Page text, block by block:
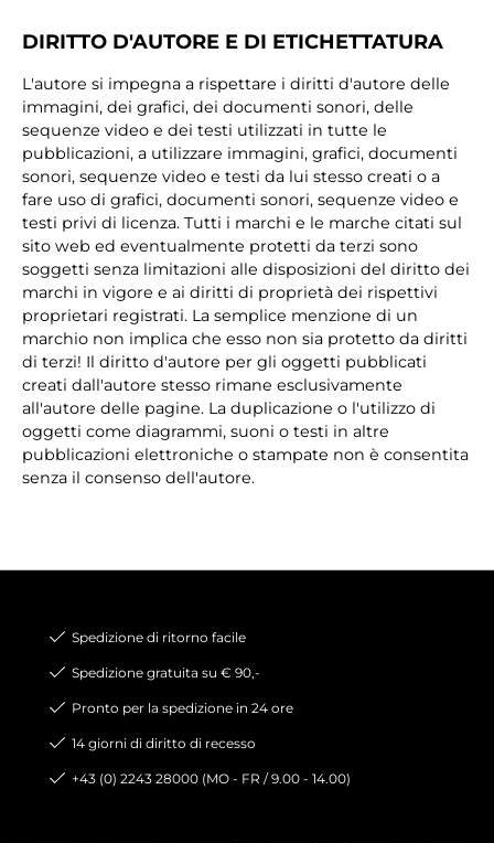
DIRITTO D'AUTORE E DI ETICHETTATURA
L'autore si impegna a rispettare i diritti d'autore delle
immagini, dei grafici, dei documenti sonori, delle
sequenze video e dei testi utilizzati in tutte le
pubblicazioni, a utilizzare immagini, grafici, documenti
sonori, sequenze video e testi da lui stesso creati o a
fare uso di grafici, documenti sonori, sequenze video e
testi privi di licenza. Tutti i marchi e le marche citati sul
sito web ed eventualmente protetti da terzi sono
soggetti senza limitazioni alle disposizioni del diritto dei
marchi in vigore e ai diritti di proprietà dei rispettivi
proprietari registrati. La semplice menzione di un
marchio non implica che esso non sia protetto da diritti
di terzi! Il diritto d'autore per gli oggetti pubblicati
creati dall'autore stesso rimane esclusivamente
all'autore delle pagine. La duplicazione o l'utilizzo di
oggetti come diagrammi, suoni o testi in altre
pubblicazioni elettroniche o stampate non è consentita
senza il consenso dell'autore.
Spedizione di ritorno facile
Spedizione gratuita su € 90,-
Pronto per la spedizione in 24 ore
14 giorni di diritto di recesso
+43 (0) 2243 28000 (MO - FR / 9.00 - 14.00)